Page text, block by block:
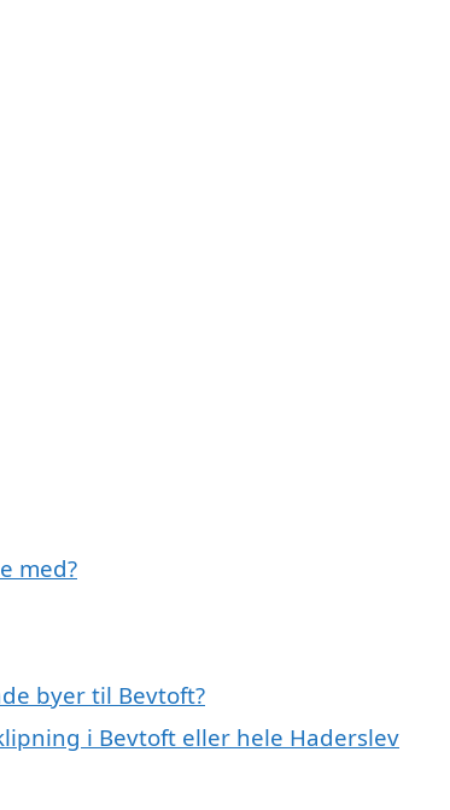
med?
byer til Bevtoft?
i Bevtoft eller hele Haderslev